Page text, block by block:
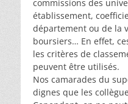
commissions des
établissement,
département ou de la
boursiers… En effet,
les critères de
peuvent être utilisés.
Nos camarades du
dignes que les